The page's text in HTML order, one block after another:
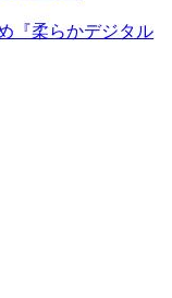
『柔らかデジタル